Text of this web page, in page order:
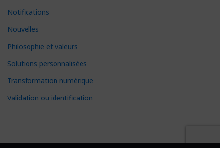
Notifications
Nouvelles
Philosophie et valeurs
Solutions personnalisées
Transformation numérique
Validation ou identification